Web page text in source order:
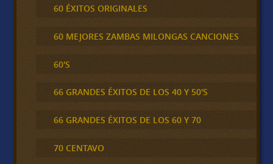
60 ÉXITOS ORIGINALES
60 MEJORES ZAMBAS MILONGAS CANCIONES
60'S
66 GRANDES ÉXITOS DE LOS 40 Y 50'S
66 GRANDES ÉXITOS DE LOS 60 Y 70
70 CENTAVO